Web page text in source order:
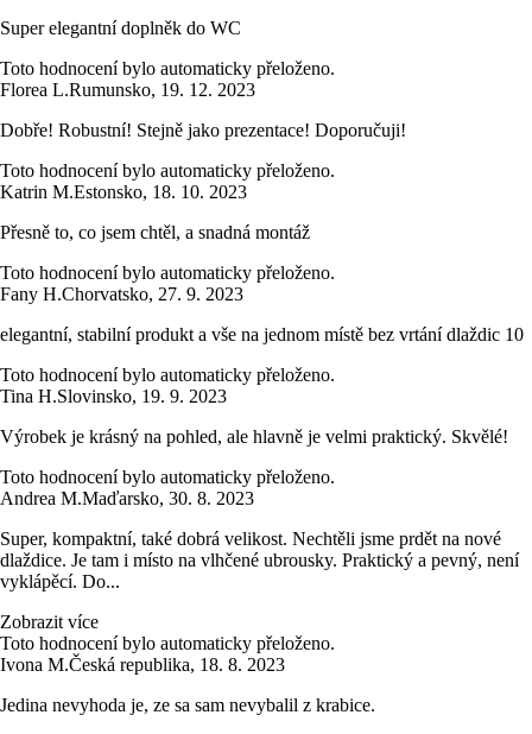
Super elegantní doplněk do WC
Toto hodnocení bylo automaticky přeloženo.
Florea L.Rumunsko, 19. 12. 2023
Dobře! Robustní! Stejně jako prezentace! Doporučuji!
Toto hodnocení bylo automaticky přeloženo.
Katrin M.Estonsko, 18. 10. 2023
Přesně to, co jsem chtěl, a snadná montáž
Toto hodnocení bylo automaticky přeloženo.
Fany H.Chorvatsko, 27. 9. 2023
elegantní, stabilní produkt a vše na jednom místě bez vrtání dlaždic 10
Toto hodnocení bylo automaticky přeloženo.
Tina H.Slovinsko, 19. 9. 2023
Výrobek je krásný na pohled, ale hlavně je velmi praktický. Skvělé!
Toto hodnocení bylo automaticky přeloženo.
Andrea M.Maďarsko, 30. 8. 2023
Super, kompaktní, také dobrá velikost. Nechtěli jsme prdět na nové
dlaždice. Je tam i místo na vlhčené ubrousky. Praktický a pevný, není
vyklápěcí. Do...
Zobrazit více
Toto hodnocení bylo automaticky přeloženo.
Ivona M.Česká republika, 18. 8. 2023
Jedina nevyhoda je, ze sa sam nevybalil z krabice.